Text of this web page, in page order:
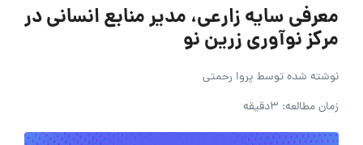
معرفی سایه زارعی، مدیر منابع انسانی در
مرکز نوآوری زرین نو
نوشته شده توسط پروا رحمتی
زمان مطالعه: 3دقیقه